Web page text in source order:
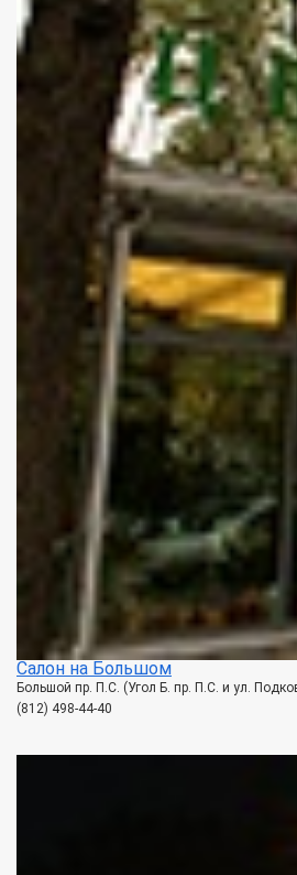
Салон на Большом
Большой пр. П.С. (Угол Б. пр. П.С. и ул.
(812) 498-44-40